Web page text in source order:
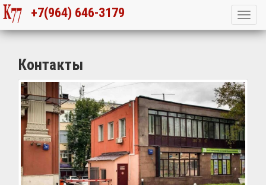
+7(964) 646-3179
Контакты